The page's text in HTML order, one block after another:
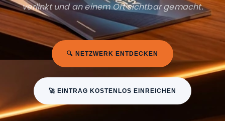
verlinkt und an einem Ort sichtbar gemacht.
🔍 NETZWERK ENTDECKEN
🚀 EINTRAG KOSTENLOS EINREICHEN